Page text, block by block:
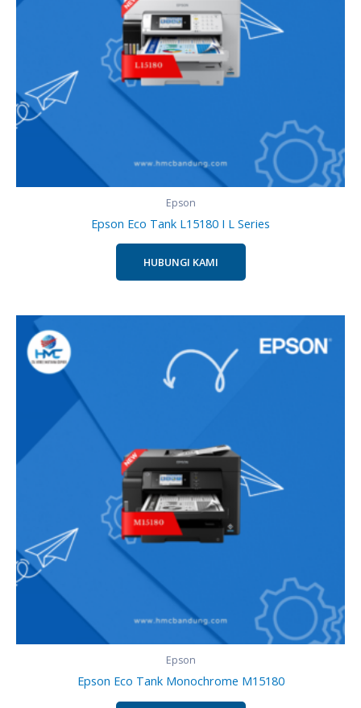
Epson
Epson Eco Tank L15180 I L Series
HUBUNGI KAMI
Epson
Epson Eco Tank Monochrome M15180